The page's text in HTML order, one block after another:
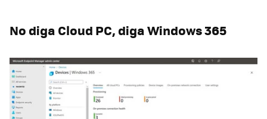
No diga Cloud PC, diga Windows 365